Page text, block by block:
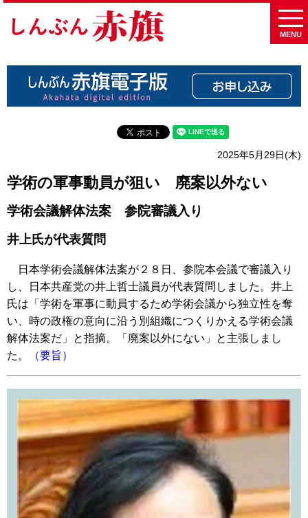
MENU
2025年5月29日(木)
学術の軍事動員が狙い 廃案以外ない
学術会議解体法案 参院審議入り
井上氏が代表質問
日本学術会議解体法案が２８日、参院本会議で審議入り
し、日本共産党の井上哲士議員が代表質問しました。井上
氏は「学術を軍事に動員するため学術会議から独立性を奪
い、時の政権の意向に沿う別組織につくりかえる学術会議
解体法案だ」と指摘。「廃案以外にない」と主張しまし
た。
（要旨）